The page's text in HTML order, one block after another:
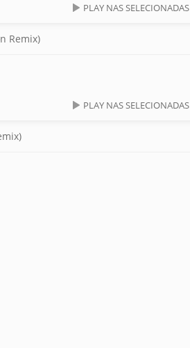
PLAY NAS SELECIONADAS
Remix)
PLAY NAS SELECIONADAS